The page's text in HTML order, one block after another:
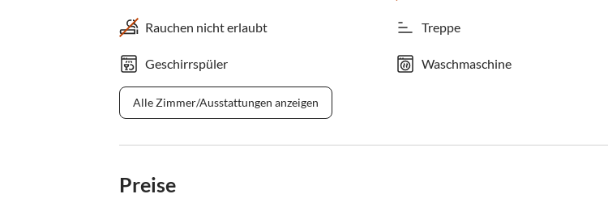
Rauchen nicht erlaubt Treppe
Geschirrspüler Waschmaschine
Alle Zimmer/Ausstattungen anzeigen
Preise